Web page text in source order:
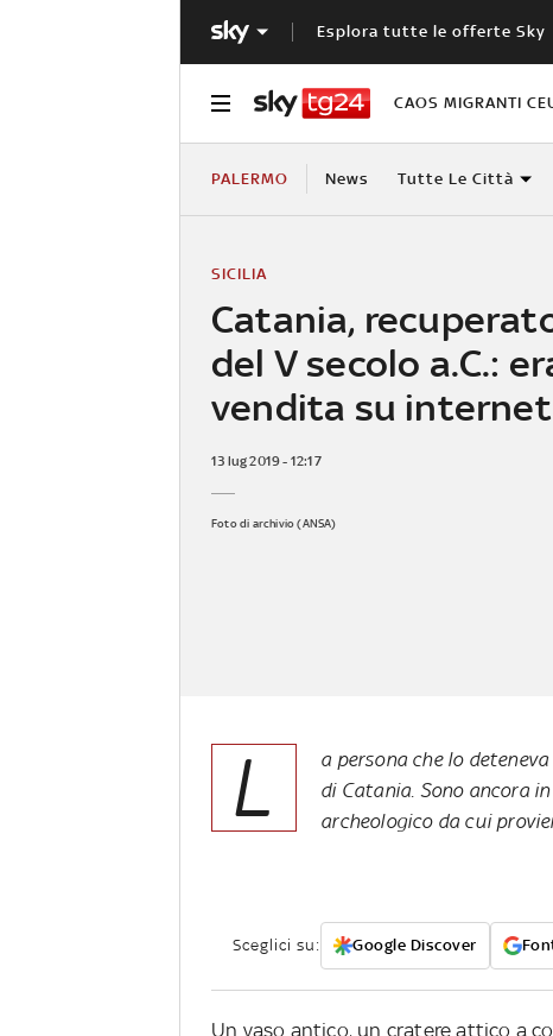
Esplora tutte le offerte Sky
CAOS MIGRANTI
PALERMO News Tutte Le Città
Catania,
del V secolo a.C.:
vendita su internet
SICILIA
13 lug 2019 - 12:17
Foto di archivio (ANSA)
L
a persona che lo
di Catania. Sono ancora
archeologico da cui
Sceglici su: Google Discover
Un vaso antico, un cratere attico a